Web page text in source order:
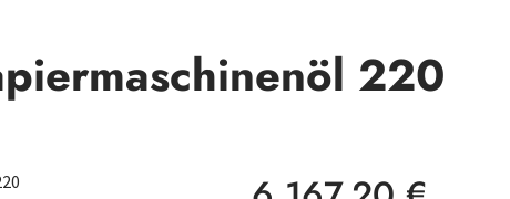
220
Regulärer Preis: